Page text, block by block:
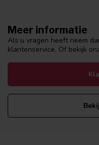
Meer informatie
Als u vragen heeft neem
klantenservice. Of bekijk